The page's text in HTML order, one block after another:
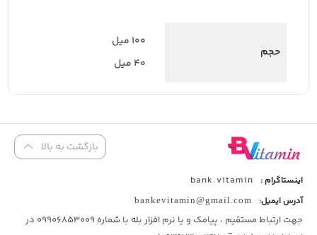
حجم
100 میل
40 میل
بازگشت به بالا
اینستاگرام : bank.vitamin
آدرس ایمیل: bankevitamin@gmail.com
جهت ارتباط مستقیم ، پیامک و یا نرم افزار بله با شماره 09906853009 در